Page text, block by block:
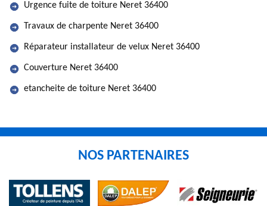
Urgence fuite de toiture Neret 36400
Travaux de charpente Neret 36400
Réparateur installateur de velux Neret 36400
Couverture Neret 36400
etancheite de toiture Neret 36400
NOS PARTENAIRES